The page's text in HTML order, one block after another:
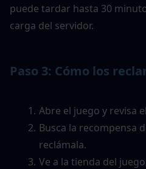
puede tardar hasta 30
carga del servidor.
Paso 3: Cómo los
Abre el juego y revisa
Busca la recompensa
reclámala.
Ve a la tienda del